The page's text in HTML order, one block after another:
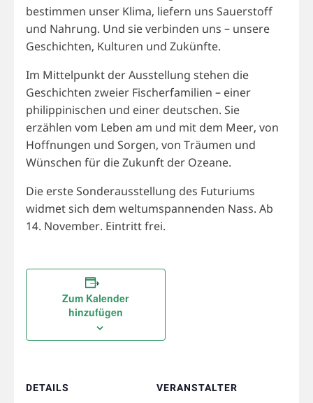
bestimmen unser Klima, liefern uns Sauerstoff
und Nahrung. Und sie verbinden uns – unsere
Geschichten, Kulturen und Zukünfte.
Im Mittelpunkt der Ausstellung stehen die
Geschichten zweier Fischerfamilien – einer
philippinischen und einer deutschen. Sie
erzählen vom Leben am und mit dem Meer, von
Hoffnungen und Sorgen, von Träumen und
Wünschen für die Zukunft der Ozeane.
Die erste Sonderausstellung des Futuriums
widmet sich dem weltumspannenden Nass. Ab
14. November. Eintritt frei.
Zum Kalender
hinzufügen
DETAILS VERANSTALTER